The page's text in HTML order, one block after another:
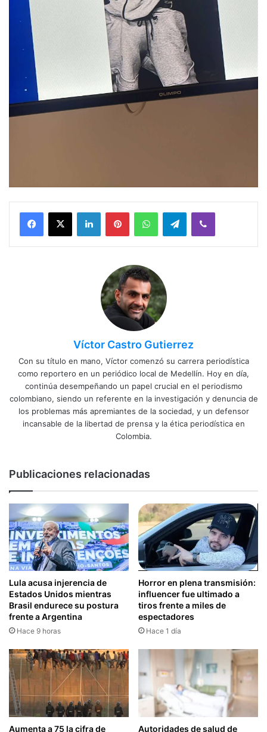
Facebook
X LinkedInPinterestWhatsAppTelegramViber
Víctor Castro Gutierrez
Con su título en mano, Víctor comenzó su carrera periodística
como reportero en un periódico local de Medellín. Hoy en día,
continúa desempeñando un papel crucial en el periodismo
colombiano, siendo un referente en la investigación y denuncia de
los problemas más apremiantes de la sociedad, y un defensor
incansable de la libertad de prensa y la ética periodística en
Colombia.
Publicaciones relacionadas
Lula acusa injerencia de
Estados Unidos mientras
Brasil endurece su postura
frente a Argentina
Hace 9 horas
Horror en plena transmisión:
influencer fue ultimado a
tiros frente a miles de
espectadores
Hace 1 día
Aumenta a 75 la cifra de
Autoridades de salud de